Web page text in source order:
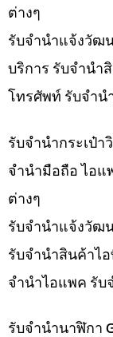
ต่างๆ
รับจํานําแจ้งวัฒน
บริการ รับจำนำ
โทรศัพท์ รับจำน
รับจำนำกระเป๋
จำนำมือถือ ไอแ
ต่างๆ
รับจํานําแจ้งวัฒ
รับจำนำสินค้าไ
จำนำไอแพค รับ
รับจำนำนาฬิกา